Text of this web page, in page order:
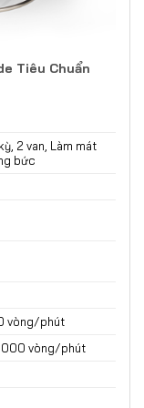
Tiêu Chuẩn
2 van, Làm mát
bức
vòng/phút
vòng/phút